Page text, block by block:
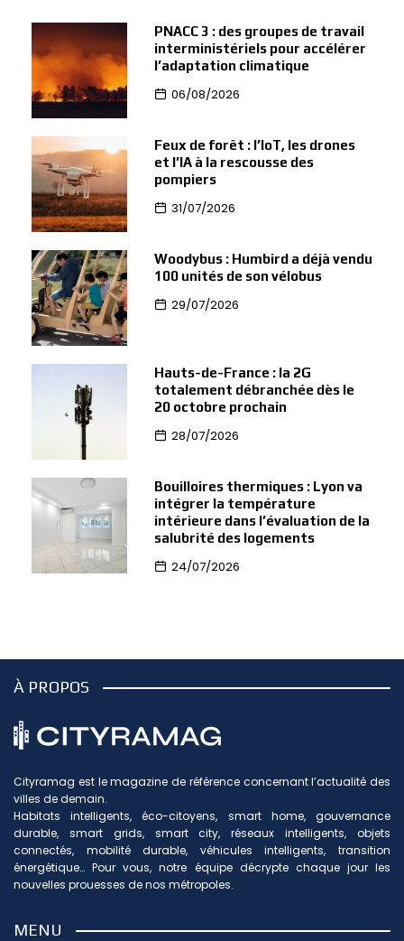
PNACC 3 : des groupes de travail
interministériels pour accélérer
l’adaptation climatique
06/08/2026
Feux de forêt : l’IoT, les drones
et l’IA à la rescousse des
pompiers
31/07/2026
Woodybus : Humbird a déjà vendu
100 unités de son vélobus
29/07/2026
Hauts-de-France : la 2G
totalement débranchée dès le
20 octobre prochain
28/07/2026
Bouilloires thermiques : Lyon va
intégrer la température
intérieure dans l’évaluation de la
salubrité des logements
24/07/2026
À PROPOS
Cityramag est le magazine de référence concernant l’actualité des
villes de demain.
Habitats intelligents, éco-citoyens, smart home, gouvernance
durable, smart grids, smart city, réseaux intelligents, objets
connectés, mobilité durable, véhicules intelligents, transition
énergétique… Pour vous, notre équipe décrypte chaque jour les
nouvelles prouesses de nos métropoles.
MENU